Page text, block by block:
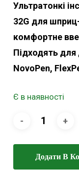
Ультратонкі
32G для
комфортне
Підходять для
NovoPen,
Є в наявності
Додати В